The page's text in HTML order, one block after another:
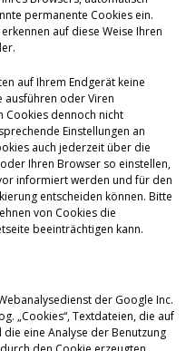
permanente Cookies ein.
auf diese Weise Ihren
auf Ihrem Endgerät keine
ausführen oder Viren
Cookies dennoch nicht
Einstellungen an
auch jederzeit über die
Ihren Browser so einstellen,
informiert werden und für den
entscheiden können. Bitte
von Cookies die
beeinträchtigen kann.
der Google Inc.
„Cookies“, Textdateien, die auf
eine Analyse der Benutzung